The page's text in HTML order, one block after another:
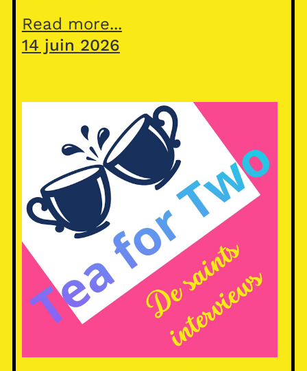
Read more...
14 juin 2026